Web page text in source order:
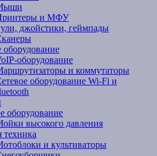
и МФУ
джойстики, геймпады
оборудование
оборудование
и коммутаторы
оборудование Wi-Fi и
оборудование
высокого давления
техника
и культиваторы